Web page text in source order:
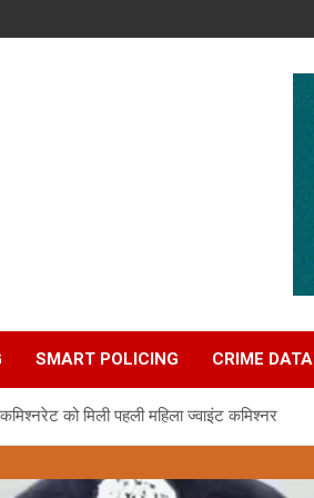
SMART POLICING CRIME DATA
को मिली पहली महिला ज्वाइंट कमिश्नर